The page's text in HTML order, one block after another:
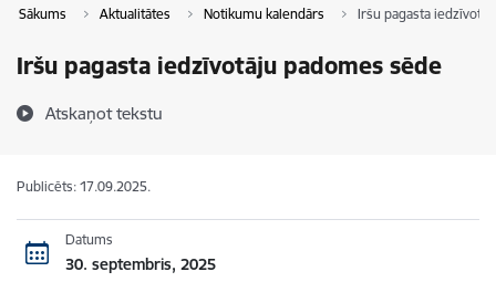
Sākums Aktualitātes Notikumu kalendārs Iršu pagasta
Iršu pagasta iedzīvotāju padomes sēde
Atskaņot tekstu
Publicēts: 17.09.2025.
Datums
30. septembris, 2025